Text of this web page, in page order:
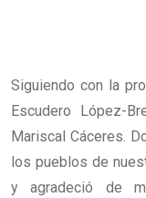
Siguiendo con la
Escudero López-
Mariscal Cáceres.
los pueblos de
y agradeció de